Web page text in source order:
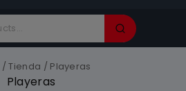
/ Tienda / Playeras
Playeras